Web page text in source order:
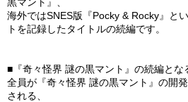
海外ではSNES版『Pocky & Rocky』と
トを記録したタイトルの続編です。
■『奇々怪界 謎の黒マント』の続編とな
全員が『奇々怪界 謎の黒マント』の開
される、